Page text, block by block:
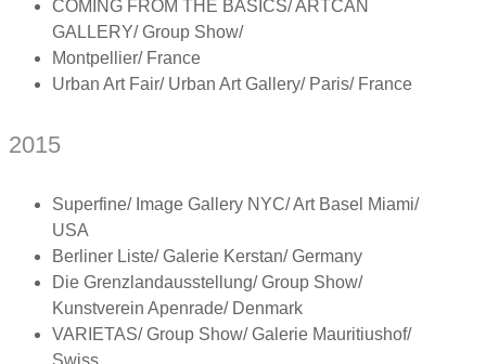
COMING FROM THE BASICS/ ARTCAN
GALLERY/ Group Show/
Montpellier/ France
Urban Art Fair/ Urban Art Gallery/ Paris/ France
2015
Superfine/ Image Gallery NYC/ Art Basel Miami/
USA
Berliner Liste/ Galerie Kerstan/ Germany
Die Grenzlandausstellung/ Group Show/
Kunstverein Apenrade/ Denmark
VARIETAS/ Group Show/ Galerie Mauritiushof/
Swiss